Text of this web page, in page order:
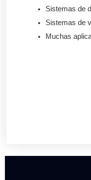
Sistemas de
Sistemas de
Muchas